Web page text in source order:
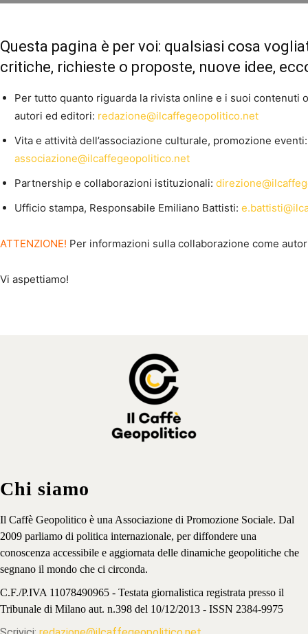
Questa pagina è per voi: qualsiasi cosa
critiche, richieste o proposte, nuove idee,
Per tutto quanto riguarda la rivista online e i suoi contenuti
autori ed editori: redazione@ilcaffegeopolitico.net
Vita e attività dell’associazione culturale, promozione eventi:
associazione@ilcaffegeopolitico.net
Partnership e collaborazioni istituzionali:
Ufficio stampa, Responsabile Emiliano Battisti:
ATTENZIONE! Per informazioni sulla collaborazione come
Vi aspettiamo!
Chi siamo
Il Caffè Geopolitico è una Associazione di Promozione Sociale. Dal
2009 parliamo di politica internazionale, per diffondere una
conoscenza accessibile e aggiornata delle dinamiche geopolitiche che
segnano il mondo che ci circonda.
C.F./P.IVA 11078490965 - Testata giornalistica registrata presso il
Tribunale di Milano aut. n.398 del 10/12/2013 - ISSN 2384-9975